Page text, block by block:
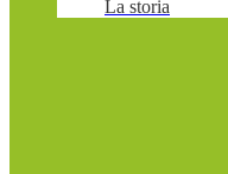
La storia